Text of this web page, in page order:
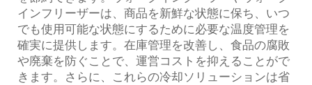
インフリーザーは、商品を新鮮な状態に保ち、いつ
でも使用可能な状態にするために必要な温度管理を
確実に提供します。在庫管理を改善し、食品の腐敗
や廃棄を防ぐことで、運営コストを抑えることがで
きます。さらに、これらの冷却ソリューションは省